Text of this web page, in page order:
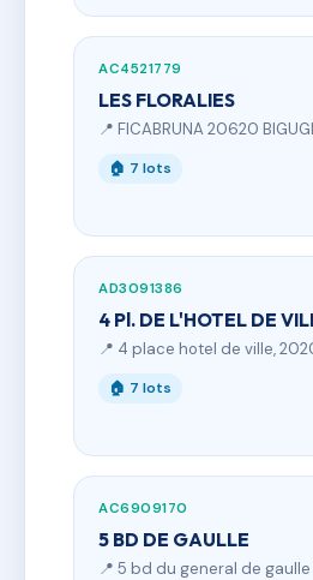
AC4521779
LES FLORALIES
📍 FICABRUNA 20620
🏠 7 lots
AD3091386
4 Pl. DE L'HOTEL DE
📍 4 place hotel de ville,
🏠 7 lots
AC6909170
5 BD DE GAULLE
📍 5 bd du general de